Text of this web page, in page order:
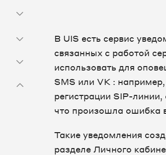
В UIS есть сервис
связанных с работой
использовать для
SMS или VK :
регистрации SIP-
что произошла ошибка
Такие уведомления
разделе Личного